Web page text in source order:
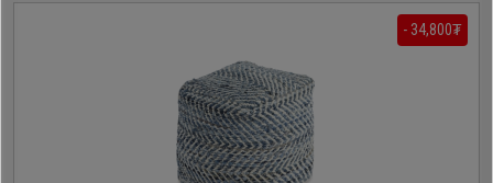
- 34,800₮